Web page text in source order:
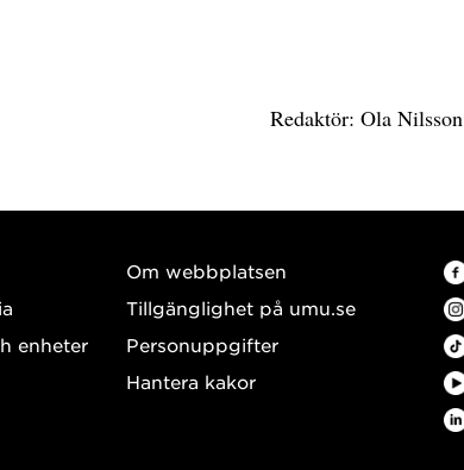
Redaktör: Ola Nilsson
enheter
Om webbplatsen
Tillgänglighet på umu.se
Personuppgifter
Hantera kakor